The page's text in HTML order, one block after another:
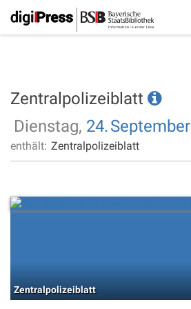
Zentralpolizeiblatt
Dienstag, 24.September
enthält: Zentralpolizeiblatt
Zentralpolizeiblatt